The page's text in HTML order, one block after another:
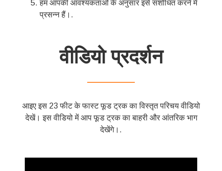
हम आपकी आवश्यकताओं के अनुसार इसे संशोधित करने में
प्रसन्न हैं।.
वीडियो प्रदर्शन
——————
आइए इस 23 फीट के फास्ट फूड ट्रक का विस्तृत परिचय वीडियो
देखें। इस वीडियो में आप फूड ट्रक का बाहरी और आंतरिक भाग
देखेंगे।.